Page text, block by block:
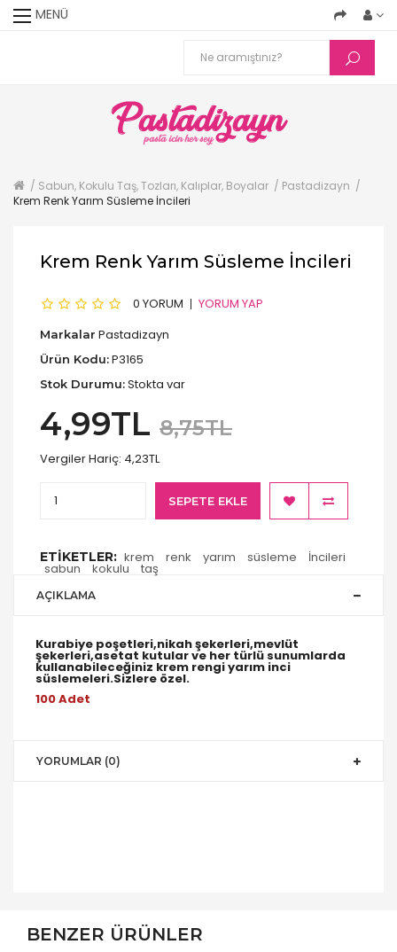
MENÜ
Sabun, Kokulu Taş, Tozları, Kalıplar, Boyalar
Pastadizayn
Krem Renk Yarım Süsleme İncileri
Krem Renk Yarım Süsleme İncileri
0 YORUM YORUM YAP
Markalar Pastadizayn
Ürün Kodu:P3165
Stok Durumu:Stokta var
4,99TL 8,75TL
Vergiler Hariç: 4,23TL
SEPETE EKLE
ETIKETLER: krem renk yarım süsleme İncileri
sabun kokulu taş
AÇIKLAMA
Kurabiye poşetleri,nikah şekerleri,mevlüt
şekerleri,asetat kutular ve her türlü sunumlarda
kullanabileceğiniz krem rengi yarım inci
süslemeleri.Sizlere özel.
100 Adet
YORUMLAR (0)
BENZER ÜRÜNLER